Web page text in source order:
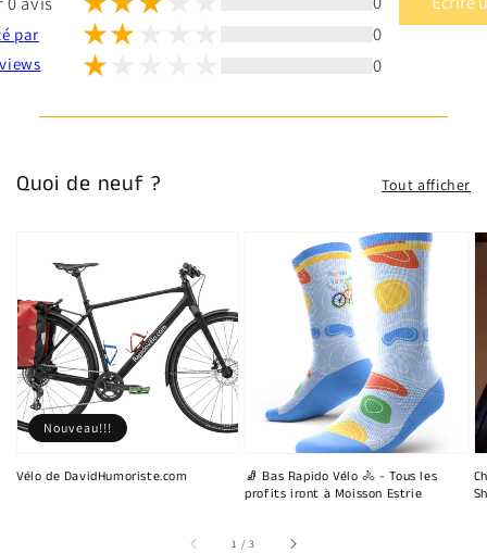
par
0
0
Quoi de neuf ? Tout afficher
Vélo de DavidHumoriste.com
Nouveau!!!
🧦 Bas Rapido Vélo 🚴 - Tous les
profits iront à Moisson Estrie
1 /sur
3